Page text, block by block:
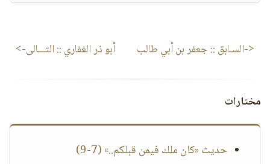
<-السـابق :: جعفر بن أبي طالب أبو ذر الغفاري :: التـــالى->
مختارات
حديث «كان ملك فيمن قبلكم..» (7-9)